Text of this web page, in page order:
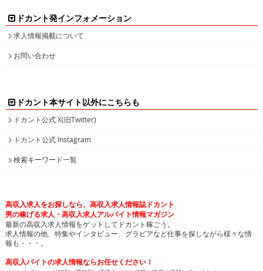
ドカント発インフォメーション
求人情報掲載について
お問い合わせ
ドカント本サイト以外にこちらも
ドカント公式 X(旧Twitter)
ドカント公式 Instagram
検索キーワード一覧
高収入求人をお探しなら、高収入求人情報誌ドカント
男の稼げる求人・高収入求人アルバイト情報マガジン
最新の高収入求人情報をゲットしてドカント稼ごう。
求人情報の他、特集やインタビュー、グラビアなど仕事を探しながら様々な情
報も・・・。
高収入バイトの求人情報ならお任せください！